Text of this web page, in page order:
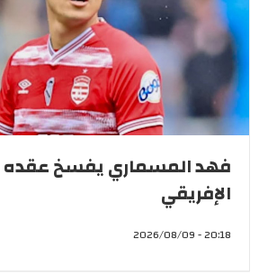
فهد المسماري يفسخ عقده
الإفريقي
20:18 - 2026/08/09